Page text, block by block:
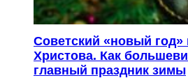
Советский «новый
Христова. Как
главный праздник зимы